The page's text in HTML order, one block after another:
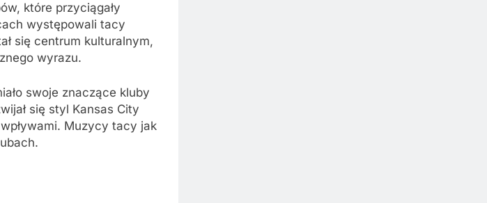
które przyciągały
występowali tacy
się centrum kulturalnym,
wyrazu.
swoje znaczące kluby
się styl Kansas City
Muzycy tacy jak